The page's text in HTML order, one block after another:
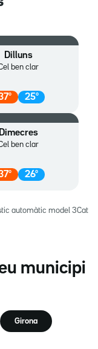
Dilluns
ben clar
º 25º
Dimecres
ben clar
º 26º
automàtic model 3Cat
municipi
Girona